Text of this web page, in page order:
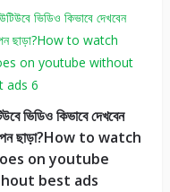
ভিডিও কিভাবে দেখবেন
ছাড়া?How to watch
on youtube
best ads